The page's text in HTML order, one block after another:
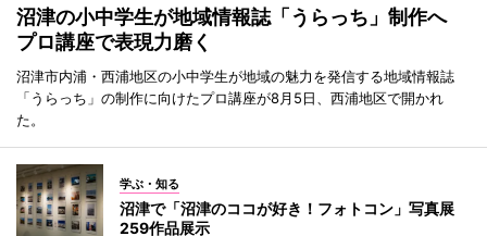
沼津の小中学生が地域情報誌「うらっち」制作へ
プロ講座で表現力磨く
沼津市内浦・西浦地区の小中学生が地域の魅力を発信する地域情報誌
「うらっち」の制作に向けたプロ講座が8月5日、西浦地区で開かれ
た。
学ぶ・知る
沼津で「沼津のココが好き！フォトコン」写真展
259作品展示